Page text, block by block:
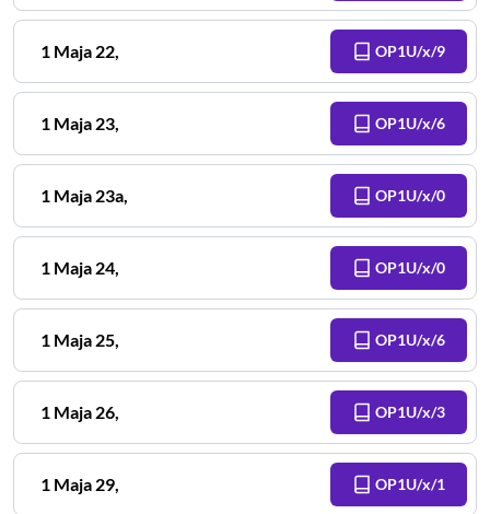
1 Maja 22, OP1U/x/9
1 Maja 23, OP1U/x/6
1 Maja 23a, OP1U/x/0
1 Maja 24, OP1U/x/0
1 Maja 25, OP1U/x/6
1 Maja 26, OP1U/x/3
1 Maja 29, OP1U/x/1